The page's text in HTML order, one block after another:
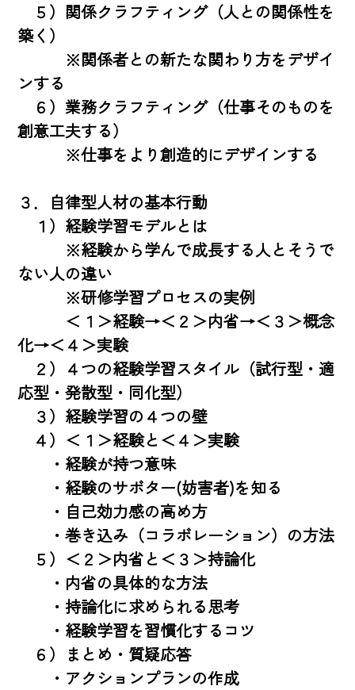
５）関係クラフティング（人との関係性を
築く）
※関係者との新たな関わり方をデザイ
ンする
６）業務クラフティング（仕事そのものを
創意工夫する）
※仕事をより創造的にデザインする
３．自律型人材の基本行動
１）経験学習モデルとは
※経験から学んで成長する人とそうで
ない人の違い
※研修学習プロセスの実例
＜１＞経験→＜２＞内省→＜３＞概念
化→＜４＞実験
２）４つの経験学習スタイル（試行型・適
応型・発散型・同化型）
３）経験学習の４つの壁
４）＜１＞経験と＜４＞実験
・経験が持つ意味
・経験のサボター(妨害者)を知る
・自己効力感の高め方
・巻き込み（コラボレーション）の方法
５）＜２＞内省と＜３＞持論化
・内省の具体的な方法
・持論化に求められる思考
・経験学習を習慣化するコツ
６）まとめ・質疑応答
・アクションプランの作成